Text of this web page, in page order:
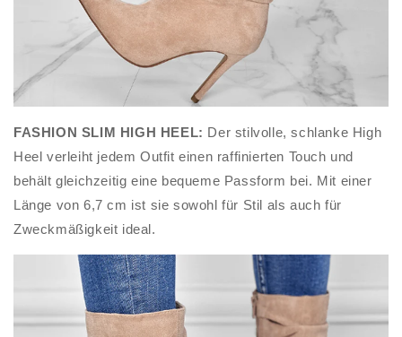
FASHION SLIM HIGH HEEL: Der stilvolle, schlanke High
Heel verleiht jedem Outfit einen raffinierten Touch und
behält gleichzeitig eine bequeme Passform bei. Mit einer
Länge von 6,7 cm ist sie sowohl für Stil als auch für
Zweckmäßigkeit ideal.